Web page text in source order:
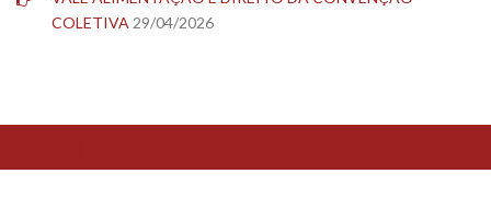
COLETIVA 29/04/2026
TESTE